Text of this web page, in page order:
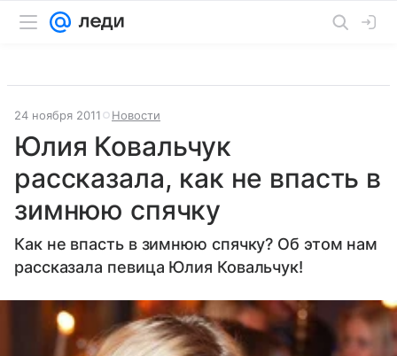
24 ноября 2011 Новости
Юлия Ковальчук
рассказала, как не впасть в
зимнюю спячку
Как не впасть в зимнюю спячку? Об этом нам
рассказала певица Юлия Ковальчук!